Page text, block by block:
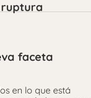
faceta
en lo que está